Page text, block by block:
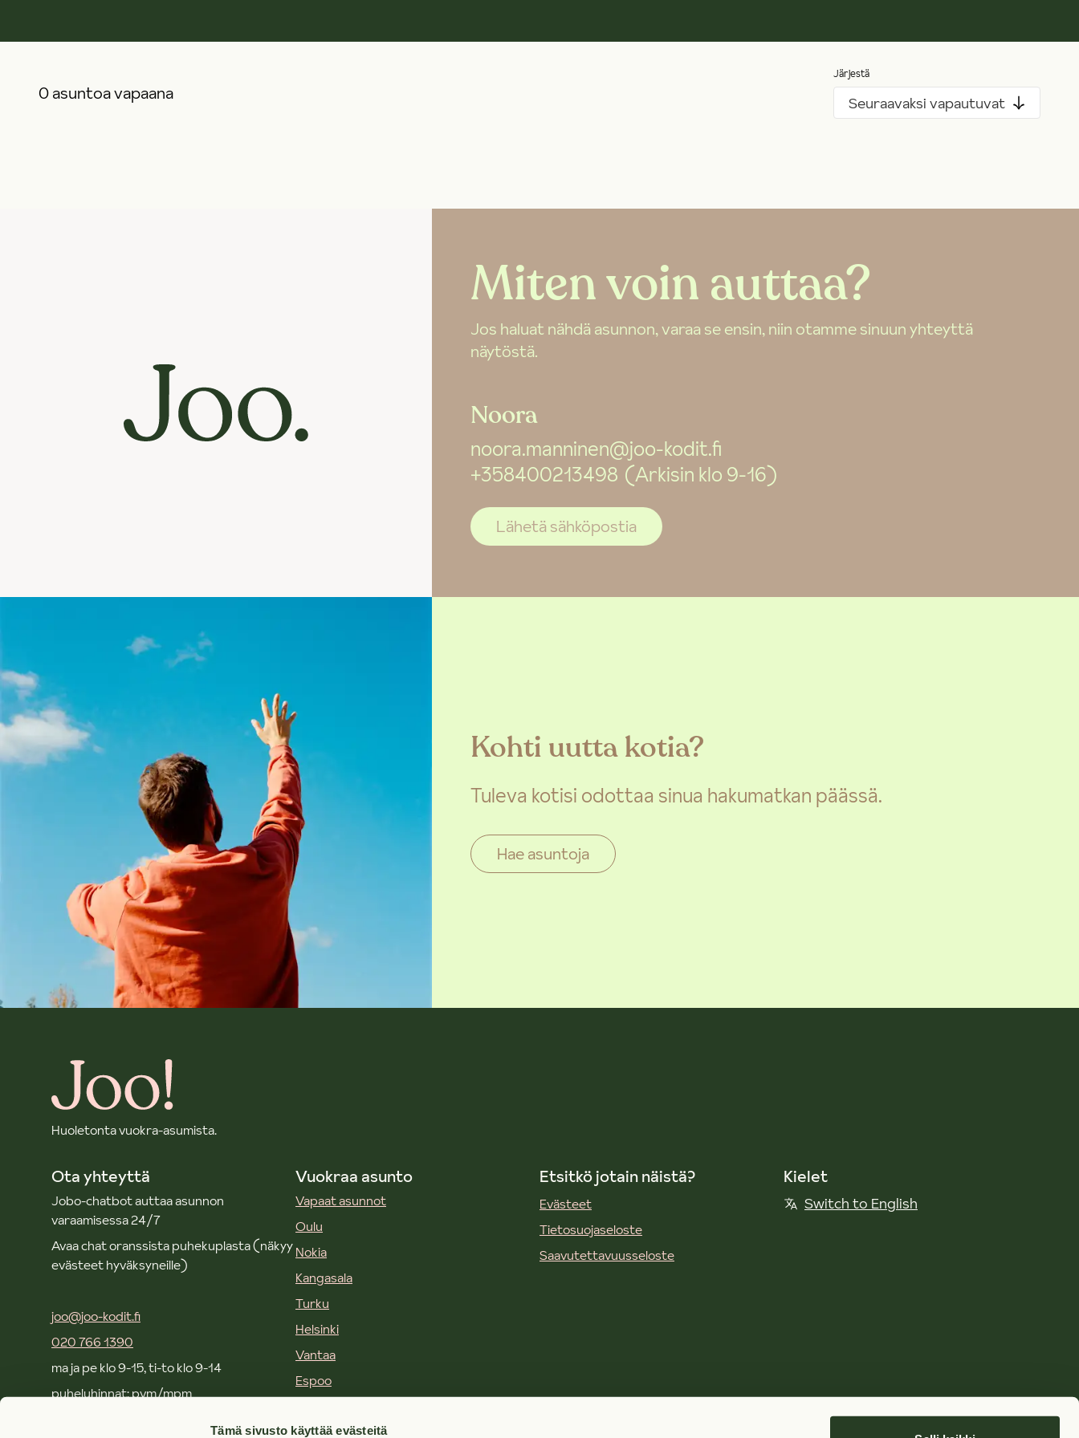
Tämä sivusto käyttää evästeitä
0 asuntoa vapaana
Järjestä
Seuraavaksi vapautuvat
Miten voin auttaa?
Jos haluat nähdä asunnon, varaa se ensin, niin otamme sinuun yhteyttä
näytöstä.
Noora
noora.manninen@joo-kodit.fi
+358400213498 (Arkisin klo 9-16)
Lähetä sähköpostia
Kohti uutta kotia?
Tuleva kotisi odottaa sinua hakumatkan päässä.
Hae asuntoja
Huoletonta vuokra-asumista.
Ota yhteyttä
Jobo-chatbot auttaa asunnon
varaamisessa 24/7
Avaa chat oranssista puhekuplasta (näkyy
evästeet hyväksyneille)
joo@joo-kodit.fi
020 766 1390
ma ja pe klo 9-15, ti-to klo 9-14
puheluhinnat: pvm/mpm
Vuokraa asunto
Vapaat asunnot
Oulu
Nokia
Kangasala
Turku
Helsinki
Vantaa
Espoo
Etsitkö jotain näistä?
Evästeet
Tietosuojaseloste
Saavutettavuusseloste
Kielet
Switch to English